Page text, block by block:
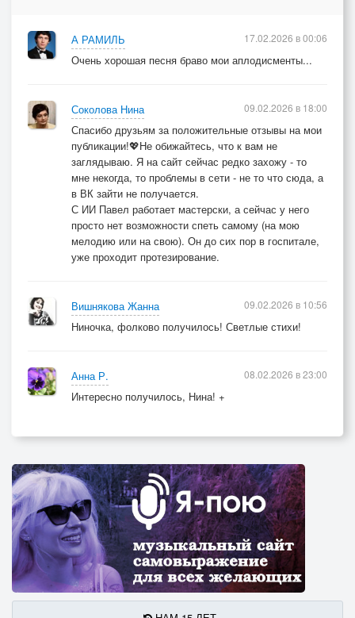
Что ты вырвешься вперёд,
Да не так, как прежде -
Чтоб звучней твоя была
И не меркла слава,
Чтоб о ней колокола
Пели величаво.
ПРИПЕВ.
А РАМИЛЬ
Очень хорошая песня браво мои аплодисменты...
17.02.2026 в 00:06
Соколова Нина
Спасибо друзьям за положительные отзывы на мои
публикации!💖Не обижайтесь, что к вам не
заглядываю. Я на сайт сейчас редко захожу - то
мне некогда, то проблемы в сети - не то что сюда, а
в ВК зайти не получается.
С ИИ Павел работает мастерски, а сейчас у него
просто нет возможности спеть самому (на мою
мелодию или на свою). Он до сих пор в госпитале,
уже проходит протезирование.
09.02.2026 в 18:00
Вишнякова Жанна
Ниночка, фолково получилось! Светлые стихи!
09.02.2026 в 10:56
Анна Р.
Интересно получилось, Нина! +
08.02.2026 в 23:00